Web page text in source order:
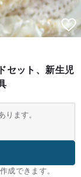
セット、新生児
ます。
成できます。